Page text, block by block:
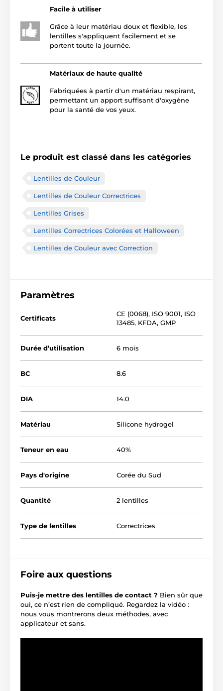
Facile à utiliser
Grâce à leur matériau doux et flexible, les
lentilles s'appliquent facilement et se
portent toute la journée.
Matériaux de haute qualité
Fabriquées à partir d'un matériau respirant,
permettant un apport suffisant d'oxygène
pour la santé de vos yeux.
Le produit est classé dans les catégories
Lentilles de Couleur
Lentilles de Couleur Correctrices
Lentilles Grises
Lentilles Correctrices Colorées et Halloween
Lentilles de Couleur avec Correction
Paramètres
Certificats
CE (0068), ISO 9001, ISO
13485, KFDA, GMP
Durée d’utilisation 6 mois
BC 8.6
DIA 14.0
Matériau Silicone hydrogel
Teneur en eau 40%
Pays d'origine Corée du Sud
Quantité 2 lentilles
Type de lentilles Correctrices
Foire aux questions
Puis-je mettre des lentilles de contact ? Bien sûr que
oui, ce n’est rien de compliqué. Regardez la vidéo :
nous vous montrerons deux méthodes, avec
applicateur et sans.